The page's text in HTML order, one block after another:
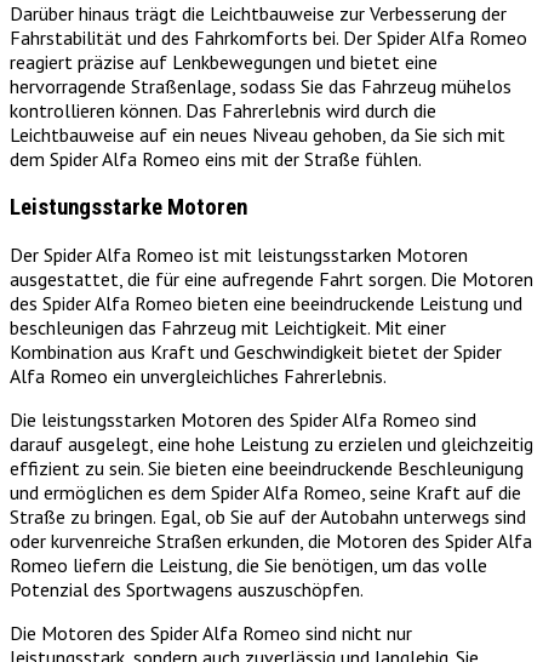
Darüber hinaus trägt die Leichtbauweise zur Verbesserung der
Fahrstabilität und des Fahrkomforts bei. Der Spider Alfa Romeo
reagiert präzise auf Lenkbewegungen und bietet eine
hervorragende Straßenlage, sodass Sie das Fahrzeug mühelos
kontrollieren können. Das Fahrerlebnis wird durch die
Leichtbauweise auf ein neues Niveau gehoben, da Sie sich mit
dem Spider Alfa Romeo eins mit der Straße fühlen.
Leistungsstarke Motoren
Der Spider Alfa Romeo ist mit leistungsstarken Motoren
ausgestattet, die für eine aufregende Fahrt sorgen. Die Motoren
des Spider Alfa Romeo bieten eine beeindruckende Leistung und
beschleunigen das Fahrzeug mit Leichtigkeit. Mit einer
Kombination aus Kraft und Geschwindigkeit bietet der Spider
Alfa Romeo ein unvergleichliches Fahrerlebnis.
Die leistungsstarken Motoren des Spider Alfa Romeo sind
darauf ausgelegt, eine hohe Leistung zu erzielen und gleichzeitig
effizient zu sein. Sie bieten eine beeindruckende Beschleunigung
und ermöglichen es dem Spider Alfa Romeo, seine Kraft auf die
Straße zu bringen. Egal, ob Sie auf der Autobahn unterwegs sind
oder kurvenreiche Straßen erkunden, die Motoren des Spider Alfa
Romeo liefern die Leistung, die Sie benötigen, um das volle
Potenzial des Sportwagens auszuschöpfen.
Die Motoren des Spider Alfa Romeo sind nicht nur